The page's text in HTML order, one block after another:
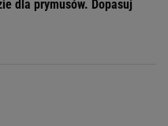
dla prymusów. Dopasuj